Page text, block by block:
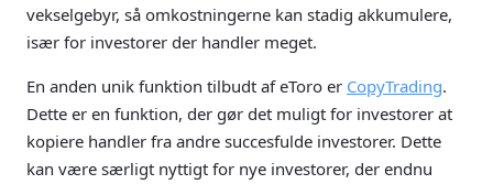
vekselgebyr, så omkostningerne kan stadig akkumulere,
især for investorer der handler meget.
En anden unik funktion tilbudt af eToro er CopyTrading.
Dette er en funktion, der gør det muligt for investorer at
kopiere handler fra andre succesfulde investorer. Dette
kan være særligt nyttigt for nye investorer, der endnu